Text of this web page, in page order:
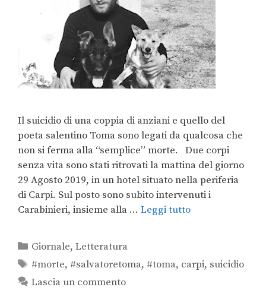
Il suicidio di una coppia di anziani e quello del
poeta salentino Toma sono legati da qualcosa che
non si ferma alla “semplice” morte. Due corpi
senza vita sono stati ritrovati la mattina del giorno
29 Agosto 2019, in un hotel situato nella periferia
di Carpi. Sul posto sono subito intervenuti i
Carabinieri, insieme alla … Leggi tutto
Giornale,Letteratura
#morte, #salvatoretoma, #toma, carpi, suicidio
Lascia un commento